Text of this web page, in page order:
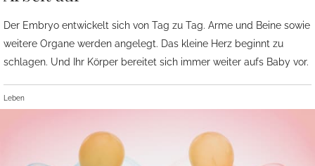
Der Embryo entwickelt sich von Tag zu Tag. Arme und Beine sowie
weitere Organe werden angelegt. Das kleine Herz beginnt zu
schlagen. Und Ihr Körper bereitet sich immer weiter aufs Baby vor.
Leben